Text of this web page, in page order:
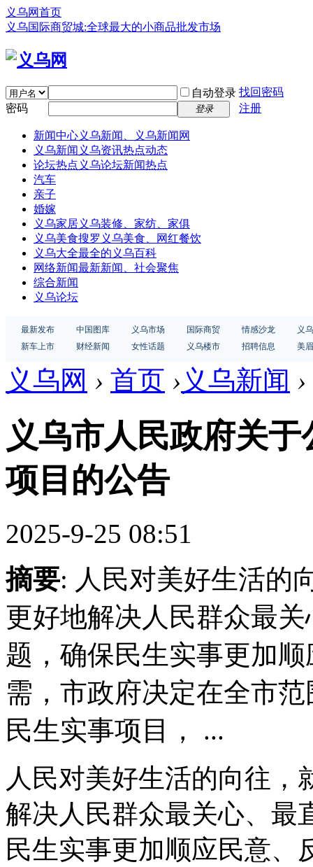
义乌网首页
义乌国际商贸城:全球最大的小商品批发市场
自动登录 找回密码
密码
登录 注册
新闻中心义乌新闻、义乌新闻网
义乌新闻 义乌资讯热点动态
论坛热点 义乌论坛新闻热点
汽车
亲子
婚嫁
义乌家居义乌装修、家纺、家俱
义乌美食搜罗义乌美食、网红餐饮
义乌大全最全的义乌百科
网络新闻最新新闻、社会聚焦
综合新闻
义乌论坛
最新发布 中国图库 义乌市场 国际商贸 情感沙龙
义
新车上市
财经新闻 女性话题 义乌楼市 招聘信息 美
义乌网 › 首页 › 义乌新闻 ›
义乌市人民政府关
项目的公告
2025-9-25 08:51
摘要: 人民对美好生活的
更好地解决人民群众最
题，确保民生实事更加
需，市政府决定在全市
民生实事项目， ...
人民对美好生活的向往，
解决人民群众最关心、最
民生实事更加顺应民意、